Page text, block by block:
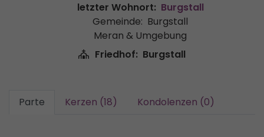
letzter Wohnort: Burgstall
Gemeinde: Burgstall
Meran & Umgebung
Friedhof: Burgstall
Parte Kerzen (18) Kondolenzen (0)